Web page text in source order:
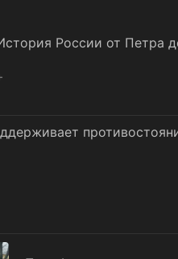
России от Петра